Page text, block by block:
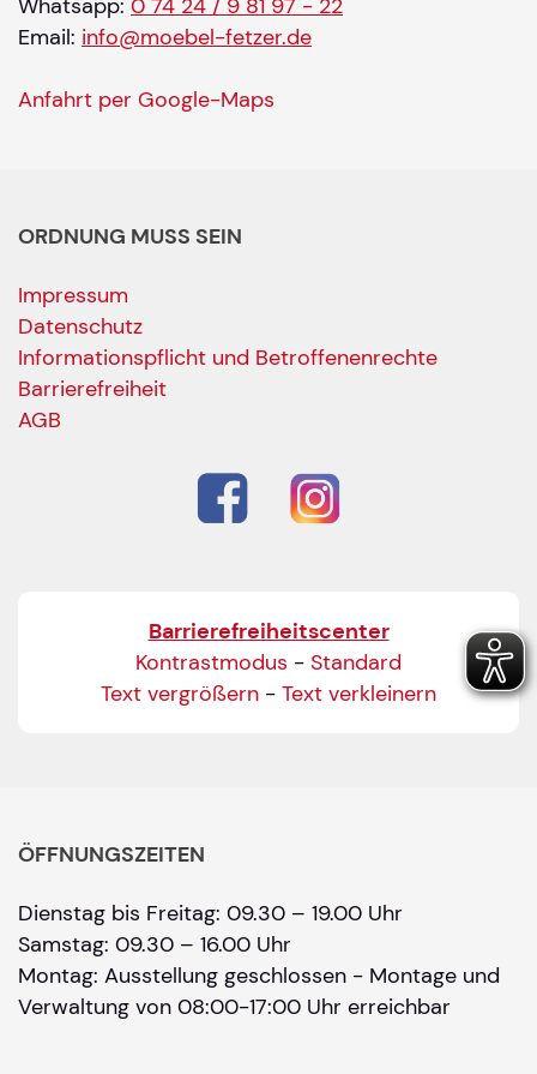
Whatsapp: 0 74 24 / 9 81 97 - 22
Email: info@moebel-fetzer.de
Anfahrt per Google-Maps
ORDNUNG MUSS SEIN
Impressum
Datenschutz
Informationspflicht und Betroffenenrechte
Barrierefreiheit
AGB
Barrierefreiheitscenter
Kontrastmodus - Standard
Text vergrößern - Text verkleinern
ÖFFNUNGSZEITEN
Dienstag bis Freitag: 09.30 – 19.00 Uhr
Samstag: 09.30 – 16.00 Uhr
Montag: Ausstellung geschlossen - Montage und
Verwaltung von 08:00-17:00 Uhr erreichbar